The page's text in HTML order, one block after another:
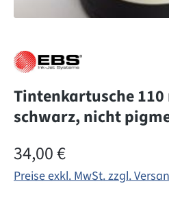
Tintenkartusche 110
schwarz, nicht
Regulärer Preis:
34,00 €
Preise exkl. MwSt. zzgl.